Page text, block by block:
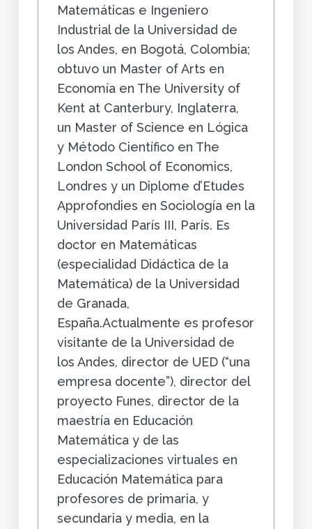
Matemáticas e Ingeniero
Industrial de la Universidad de
los Andes, en Bogotá, Colombia;
obtuvo un Master of Arts en
Economía en The University of
Kent at Canterbury, Inglaterra,
un Master of Science en Lógica
y Método Científico en The
London School of Economics,
Londres y un Diplome d’Etudes
Approfondies en Sociología en la
Universidad París III, París. Es
doctor en Matemáticas
(especialidad Didáctica de la
Matemática) de la Universidad
de Granada,
España.Actualmente es profesor
visitante de la Universidad de
los Andes, director de UED (“una
empresa docente”), director del
proyecto Funes, director de la
maestría en Educación
Matemática y de las
especializaciones virtuales en
Educación Matemática para
profesores de primaria, y
secundaria y media, en la